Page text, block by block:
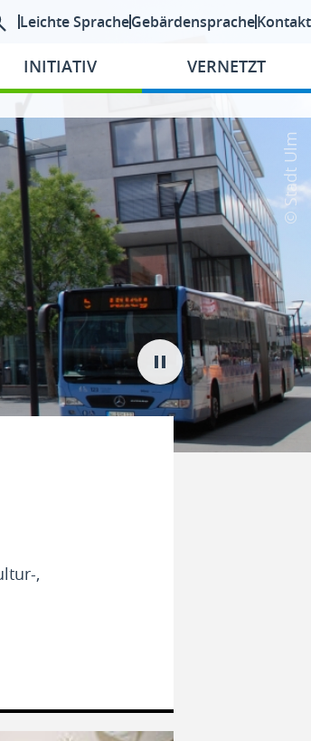
Leichte SpracheGebärdenspracheKontakt
INITIATIV VERNETZT
© Stadt Ulm
,